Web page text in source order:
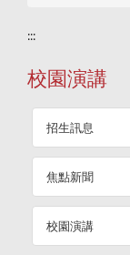
:::
校園演講
招生訊息
焦點新聞
校園演講